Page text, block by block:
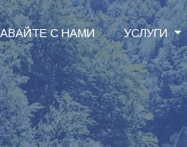
С НАМИ УСЛУГИ